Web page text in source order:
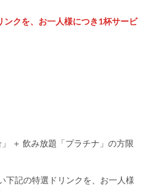
クを、お一人様につき1杯サービ
＋ 飲み放題「プラチナ」の方限
下記の特選ドリンクを、お一人様